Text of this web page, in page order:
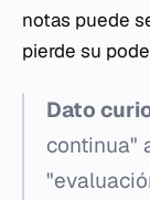
notas puede
pierde su
Dato
continua"